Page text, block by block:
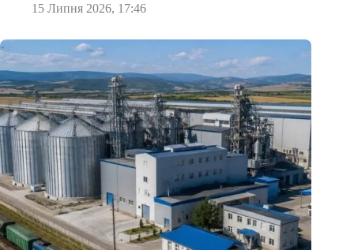
15 Липня 2026, 17:46